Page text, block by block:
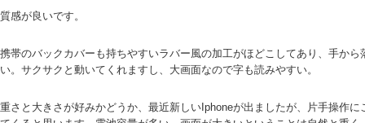
質感が良いです。
携帯のバックカバーも持ちやすいラバー風の加工がほどこしてあり、手か
い。サクサクと動いてくれますし、大画面なので字も読みやすい。
重さと大きさが好みかどうか、最近新しいIphoneが出ましたが、片手操作